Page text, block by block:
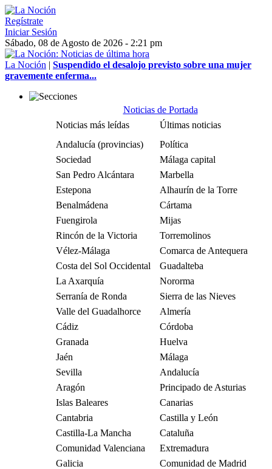
Regístrate
Iniciar Sesión
Sábado, 08 de Agosto de 2026 - 2:21 pm
La Noción | Suspendido el desalojo previsto sobre una mujer
gravemente enferma...
Noticias de Portada
Noticias más leídas
Últimas noticias
Andalucía (provincias)
Política
Sociedad
Málaga capital
San Pedro Alcántara
Marbella
Estepona
Alhaurín de la Torre
Benalmádena
Cártama
Fuengirola
Mijas
Rincón de la Victoria
Torremolinos
Vélez-Málaga
Comarca de Antequera
Costa del Sol Occidental
Guadalteba
La Axarquía
Nororma
Serranía de Ronda
Sierra de las Nieves
Valle del Guadalhorce
Almería
Cádiz
Córdoba
Granada
Huelva
Jaén
Málaga
Sevilla
Andalucía
Aragón
Principado de Asturias
Islas Baleares
Canarias
Cantabria
Castilla y León
Castilla-La Mancha
Cataluña
Comunidad Valenciana
Extremadura
Galicia
Comunidad de Madrid